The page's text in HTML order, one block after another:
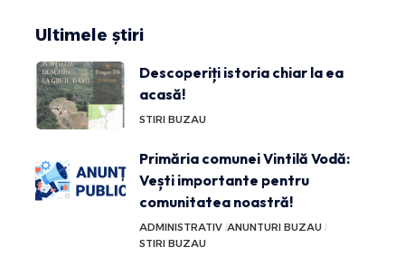
Ultimele știri
Descoperiți istoria chiar la ea
acasă!
STIRI BUZAU
Primăria comunei Vintilă Vodă:
Vești importante pentru
comunitatea noastră!
ADMINISTRATIV ANUNTURI BUZAU
STIRI BUZAU